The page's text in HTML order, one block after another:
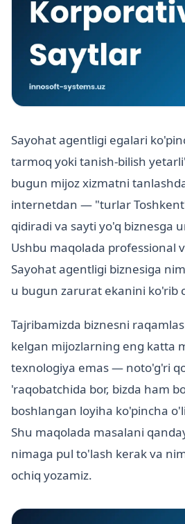
Sayohat agentligi egalari
tarmoq yoki tanish-bilish
bugun mijoz xizmatni
internetdan — "turlar
qidiradi va sayti yo'q biznesga
Ushbu maqolada professional
Sayohat agentligi biznesiga
u bugun zarurat ekanini ko'rib
Tajribamizda biznesni
kelgan mijozlarning eng katta
texnologiya emas — noto'g'ri
'raqobatchida bor, bizda ham
boshlangan loyiha ko'pincha
Shu maqolada masalani
nimaga pul to'lash kerak va
ochiq yozamiz.